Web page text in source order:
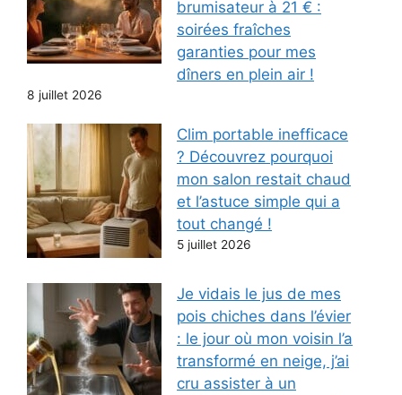
brumisateur à 21 € :
soirées fraîches
garanties pour mes
dîners en plein air !
8 juillet 2026
Clim portable inefficace
? Découvrez pourquoi
mon salon restait chaud
et l’astuce simple qui a
tout changé !
5 juillet 2026
Je vidais le jus de mes
pois chiches dans l’évier
: le jour où mon voisin l’a
transformé en neige, j’ai
cru assister à un